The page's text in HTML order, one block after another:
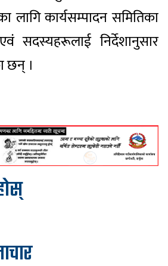
लागि कार्यसम्पादन समितिका
सदस्यहरूलाई निर्देशानुसार
छन् ।